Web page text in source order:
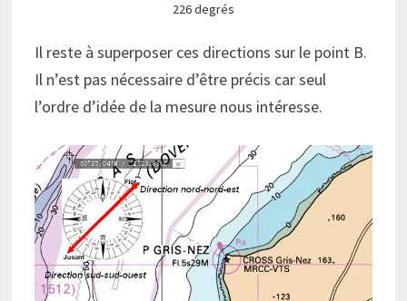
226 degrés
Il reste à superposer ces directions sur le point B.
Il n’est pas nécessaire d’être précis car seul
l’ordre d’idée de la mesure nous intéresse.